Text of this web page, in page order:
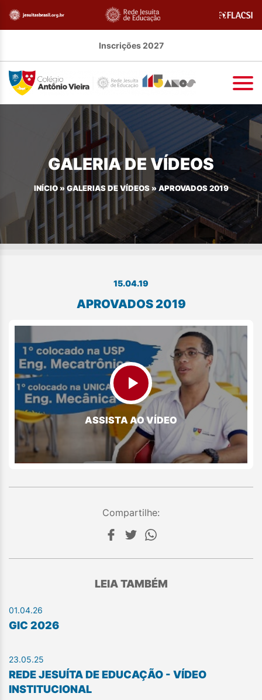
Inscrições 2027
GALERIA DE VÍDEOS
INÍCIO» GALERIAS DE VÍDEOS»APROVADOS 2019
15.04.19
APROVADOS 2019
ASSISTA AO VÍDEO
Compartilhe:
LEIA TAMBÉM
01.04.26
GIC 2026
23.05.25
REDE JESUÍTA DE EDUCAÇÃO - VÍDEO
INSTITUCIONAL